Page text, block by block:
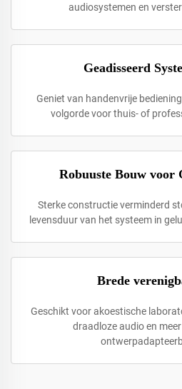
audiosystemen en
Geadisseerd
Geniet van handenvrije
volgorde voor thuis- of
Robuuste Bouw voor
Sterke constructie verminderd
levensduur van het systeem in
Brede
Geschikt voor akoestische
draadloze audio en